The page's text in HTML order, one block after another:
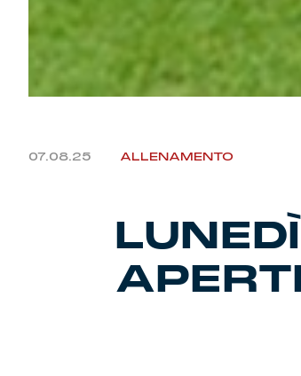
07.08.25 ALLENAMENTO